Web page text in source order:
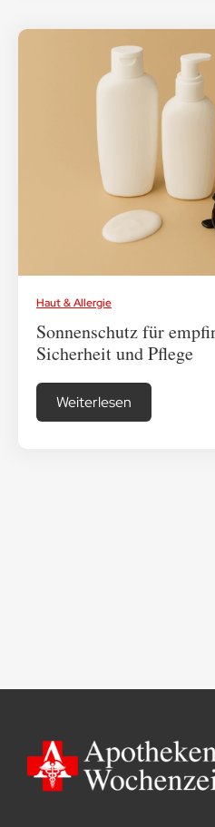
Haut & Allergie
Sonnenschutz für
Sicherheit und Pflege
Weiterlesen